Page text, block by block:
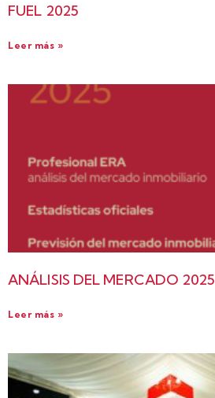
FUEL 2025
Leer más »
ANÁLISIS DEL MERCADO 2025
Leer más »